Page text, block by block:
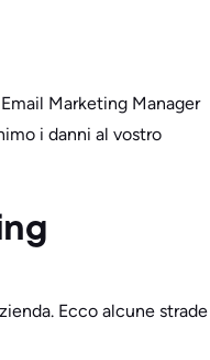
Marketing Manager
i danni al vostro
Ecco alcune strade